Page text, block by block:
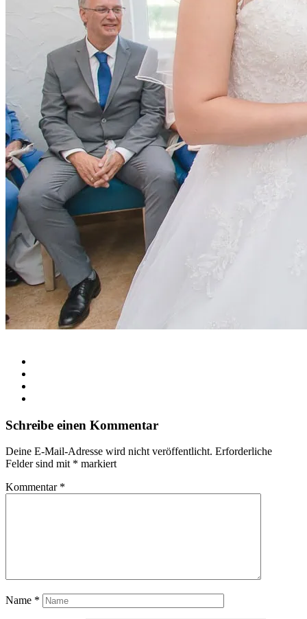
Schreibe einen Kommentar
Deine E-Mail-Adresse wird nicht veröffentlicht. Erforderliche
Felder sind mit * markiert
Kommentar *
Name *